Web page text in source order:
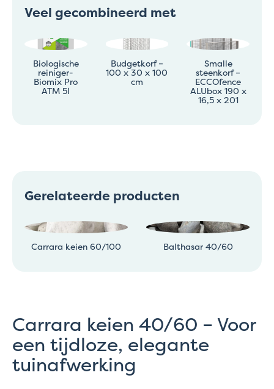
Veel gecombineerd met
Biologische
reiniger-
Biomix Pro
ATM 5l
Budgetkorf –
100 x 30 x 100
cm
Smalle
steenkorf –
ECCOfence
ALUbox 190 x
16,5 x 201
Gerelateerde producten
Carrara keien 60/100 Balthasar 40/60
Carrara keien 40/60 – Voor
een tijdloze, elegante
tuinafwerking